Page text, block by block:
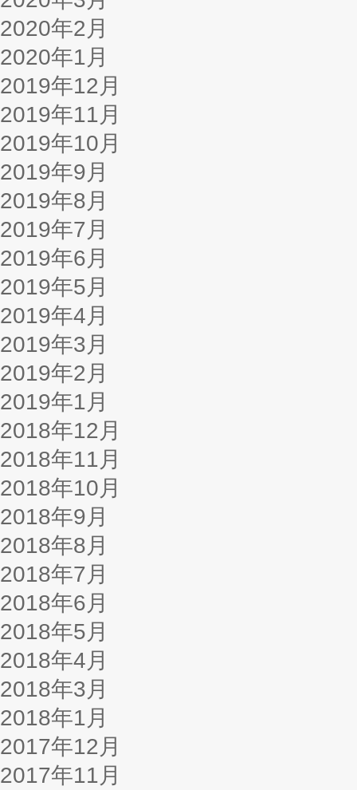
2020年2月
2020年1月
2019年12月
2019年11月
2019年10月
2019年9月
2019年8月
2019年7月
2019年6月
2019年5月
2019年4月
2019年3月
2019年2月
2019年1月
2018年12月
2018年11月
2018年10月
2018年9月
2018年8月
2018年7月
2018年6月
2018年5月
2018年4月
2018年3月
2018年1月
2017年12月
2017年11月